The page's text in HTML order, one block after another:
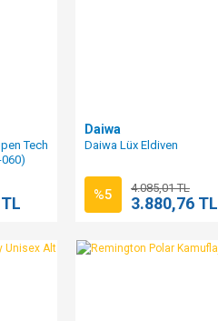
Tech
060)
Daiwa
Daiwa Lüx Eldiven
%5 4.085,01 TL
3.880,76 TL